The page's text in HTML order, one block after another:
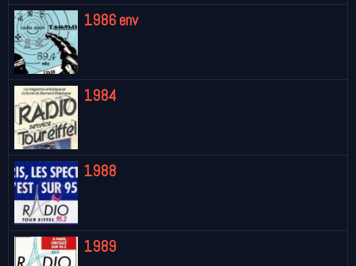
1986 env
1984
1988
1989